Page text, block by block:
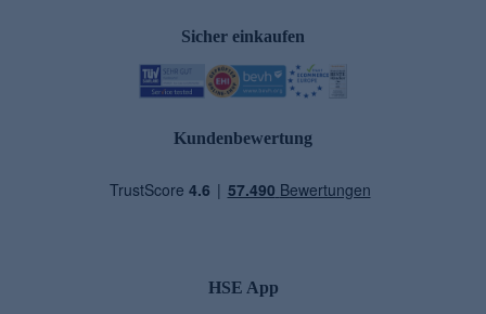
Sicher einkaufen
Kundenbewertung
HSE App